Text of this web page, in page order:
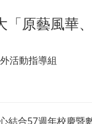
「原藝風
活動指導組
結合57週年校慶